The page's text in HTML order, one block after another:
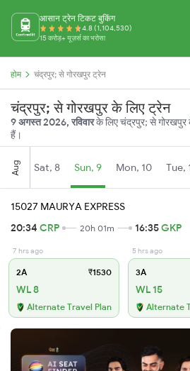
आसान ट्रेन टिकट बुकिंग
4.8 (1,104,530)
15 करोड़+ यूज़र्स का भरोसा
होम चंद्रपुर; से गोरखपुर ट्रेन
चंद्रपुर; से गोरखपुर के लिए ट्रेन
9 अगस्त 2026, रविवारके लिए चंद्रपुर; से गोरखपुर
हैं।
Aug Sat, 8 Sun, 9 Mon, 10 Tue,
15027 MAURYA EXPRESS
20:34 CRP 20h 01m 16:35GKP
7 hrs ago
2A ₹1530
WL 8
Alternate Travel Plan
5 hrs ago
3A
WL 15
Alternate